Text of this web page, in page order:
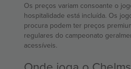
Os preços variam consoante o
hospitalidade está incluída. Os
procura podem ter preços
regulares do campeonato
acessíveis.